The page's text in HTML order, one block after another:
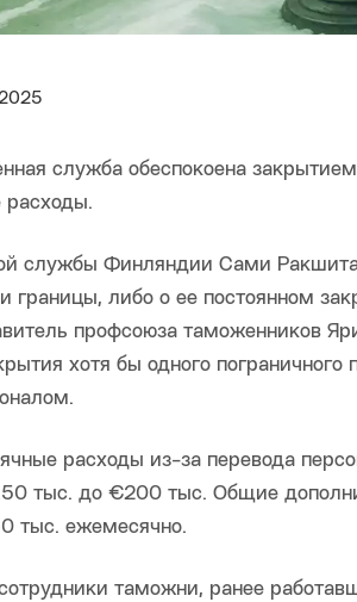
служба обеспокоена
расходы.
службы Финляндии Сами
границы, либо о ее постоянном
профсоюза таможенников
хотя бы одного
расходы из-за перевода
тыс. до €200 тыс. Общие
тыс. ежемесячно.
таможни, ранее